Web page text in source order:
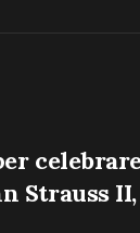
Strauss